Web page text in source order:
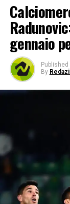
gennaio
Published
By